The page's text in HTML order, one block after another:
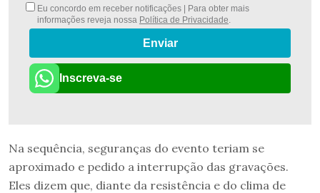
Eu concordo em receber notificações | Para obter mais
informações reveja nossa Política de Privacidade.
Enviar
Inscreva-se
Na sequência, seguranças do evento teriam se
aproximado e pedido a interrupção das gravações.
Eles dizem que, diante da resistência e do clima de